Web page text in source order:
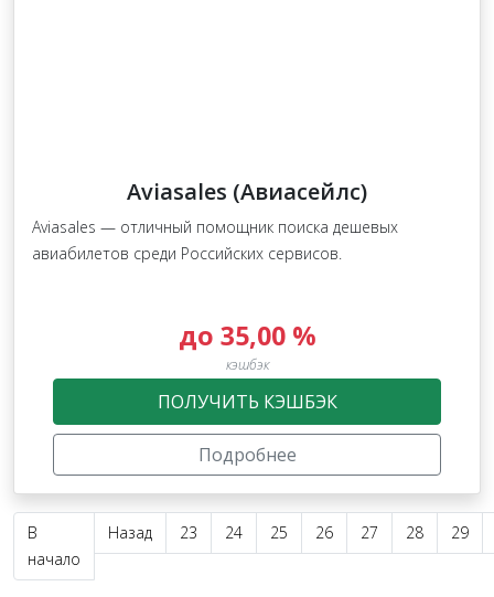
Aviasales (Авиасейлс)
Aviasales — отличный помощник поиска дешевых
авиабилетов среди Российских сервисов.
до 35,00 %
кэшбэк
ПОЛУЧИТЬ КЭШБЭК
Подробнее
В
начало
Назад 23 24 25 26 27 28 29